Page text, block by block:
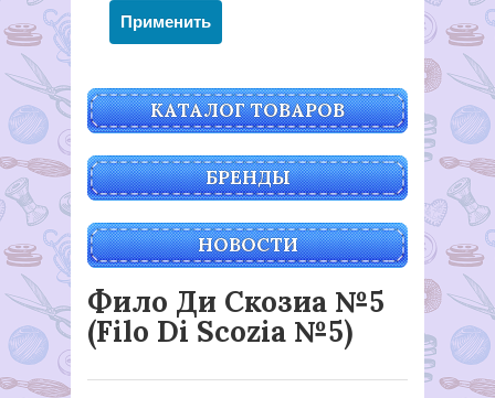
КАТАЛОГ ТОВАРОВ
БРЕНДЫ
НОВОСТИ
Фило Ди Скозиа №5
(Filo Di Scozia №5)